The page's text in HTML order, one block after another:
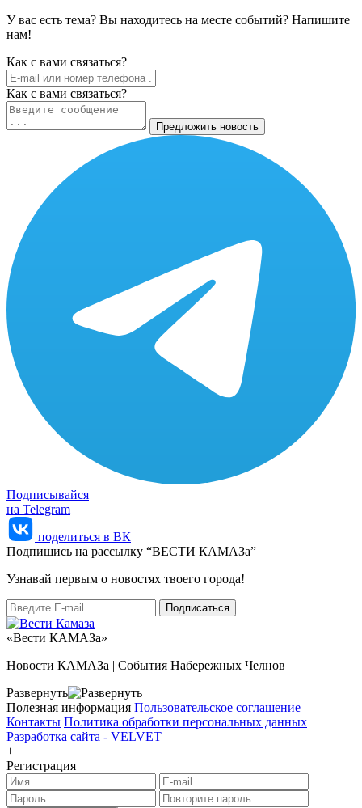
У вас есть тема? Вы находитесь на месте событий? Напишите
нам!
Как c вами связаться?
Как c вами связаться?
Предложить новость
Подписывайся
на Telegram
поделиться в ВК
Подпишись на рассылку “ВЕСТИ КАМАЗа”
Узнaвай первым о новостях твоего города!
«Вести КАМАЗа»
Новости КАМАЗа | События Набережных Челнов
Развернуть
Полезная информация Пользовательское соглашение
Контакты Политика обработки персональных данных
Разработка сайта - VELVET
+
Регистрация